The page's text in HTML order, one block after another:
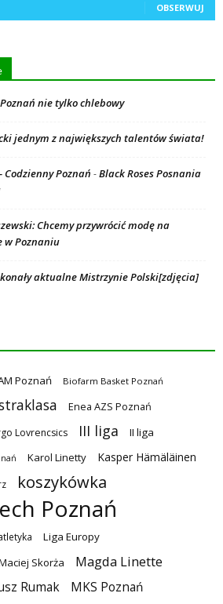
OBSERWUJ
nie tylko chlebowy
jednym z największych talentów świata!
Codzienny Poznań -Black Roses Posnania
Chcemy przywrócić modę na
w Poznaniu
aktualne Mistrzynie Polski[zdjęcia]
Poznań Biofarm Basket Poznań
Enea AZS Poznań
Lovrencsics III liga II liga
Karol Linetty Kasper Hämäläinen
koszykówka
Poznań
Liga Europy
Skorża Magda Linette
Rumak MKS Poznań